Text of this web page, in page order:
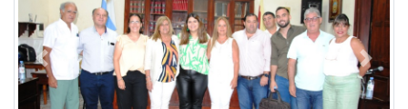
Previous Next